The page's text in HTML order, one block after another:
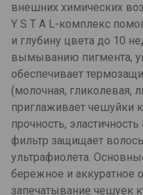
внешних химических
Y S T A L-комплекс
и глубину цвета до 10
вымыванию пигмента,
обеспечивает
(молочная, гликолевая,
приглаживает чешуйки
прочность,
фильтр защищает
ультрафиолета.
бережное и аккуратное
запечатывание чешуек